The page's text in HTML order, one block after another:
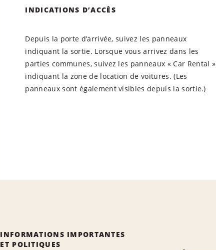
INDICATIONS D’ACCÈS
Depuis la porte d’arrivée, suivez les panneaux
indiquant la sortie. Lorsque vous arrivez dans les
parties communes, suivez les panneaux « Car Rental »
indiquant la zone de location de voitures. (Les
panneaux sont également visibles depuis la sortie.)
INFORMATIONS IMPORTANTES
ET POLITIQUES